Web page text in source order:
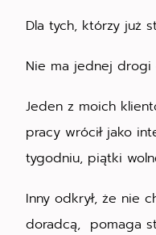
Dla tych, którzy już
Nie ma jednej drogi
Jeden z moich
pracy wrócił jako
tygodniu, piątki
Inny odkrył, że nie
doradcą, pomaga